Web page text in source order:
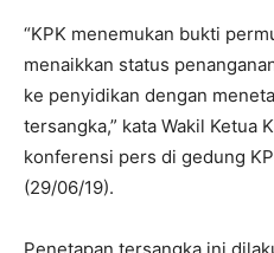
“KPK menemukan bukti
menaikkan status
ke penyidikan dengan
tersangka,” kata Wakil Ketua
konferensi pers di gedung
(29/06/19).